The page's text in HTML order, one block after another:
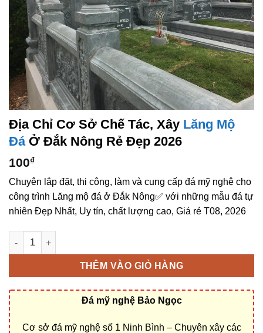
Địa Chỉ Cơ Sở Chế Tác, Xây Lăng Mộ
ĐáỞ Đắk Nông Rẻ Đẹp 2026
100₫
Chuyên lắp đặt, thi công, làm và cung cấp đá mỹ nghệ cho
công trình Lăng mộ đá ở Đắk Nông✅ với những mẫu đá tự
nhiên Đẹp Nhất, Uy tín, chất lượng cao, Giá rẻ T08, 2026
Địa chỉ cơ sở chế tác, xây Lăng mộ đá ở Đắk Nông rẻ đẹp số
THÊM VÀO GIỎ HÀNG
Đá mỹ nghệ Bảo Ngọc
Cơ sở đá mỹ nghệ số 1 Ninh Bình – Chuyên xây các